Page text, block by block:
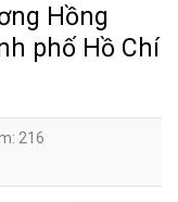
Hồng
phố Hồ Chí
216